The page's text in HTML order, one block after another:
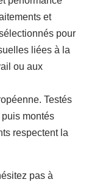
et
pour
liées à la
ou aux
Testés
montés
respectent la
pas à